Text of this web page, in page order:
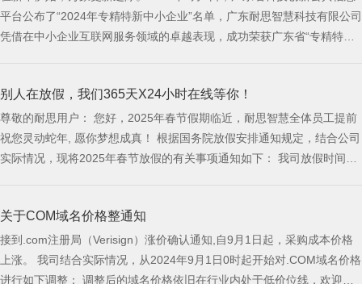
平台公布了“2024年专精特新中小企业”名单，广东耐思智慧科技有限公司
凭借在中小企业互联网服务领域的卓越表现，成功荣获广东省“专精特
别人在放假，我们365天X24小时在线等你！
尊敬的耐思用户： 您好，2025年春节假期临近，耐思智慧全体员工提前
祝您灵动蛇年, 愿你梦想成真！ 根据国务院放假安排通知规定，结合公司
实际情况，现将2025年春节放假的有关事项通知如下： 我司放假时间为
额充足。 关于长假期间服务受理、备案审核等相关的须知如下： 产品服
务
关于COM域名价格整通知
接到.com注册局（Verisign）涨价确认通知,自9月1日起，采购成本价格
上涨。 我司结合实际情况，从2024年9月1日0时起开始对.COM域名价格
进行如下调整： 调整后的域名价格依旧在行业内处于低价位线，欢迎广